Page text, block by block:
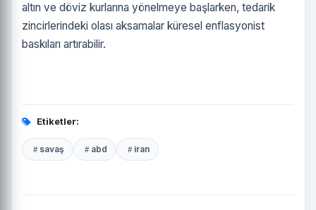
altın ve döviz kurlarına yönelmeye başlarken, tedarik
zincirlerindeki olası aksamalar küresel enflasyonist
baskıları artırabilir.
Etiketler:
savaş abd iran